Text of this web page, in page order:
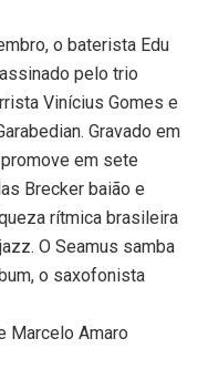
o baterista Edu
pelo trio
Vinícius Gomes e
Gravado em
promove em sete
Brecker baião e
rítmica brasileira
O Seamus samba
o saxofonista
Marcelo Amaro